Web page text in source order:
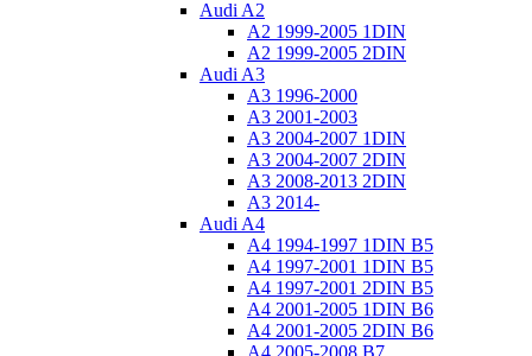
Audi A2
A2 1999-2005 1DIN
A2 1999-2005 2DIN
Audi A3
A3 1996-2000
A3 2001-2003
A3 2004-2007 1DIN
A3 2004-2007 2DIN
A3 2008-2013 2DIN
A3 2014-
Audi A4
A4 1994-1997 1DIN B5
A4 1997-2001 1DIN B5
A4 1997-2001 2DIN B5
A4 2001-2005 1DIN B6
A4 2001-2005 2DIN B6
A4 2005-2008 B7